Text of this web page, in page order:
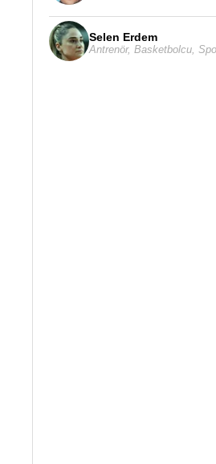
Selen Erdem
Antrenör, Basketbolcu,